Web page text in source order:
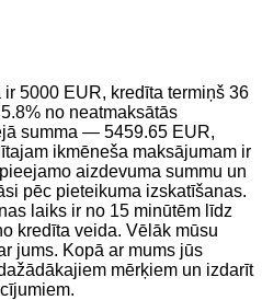
5000 EUR, kredīta termiņš 36
no neatmaksātās
summa — 5459.65 EUR,
ikmēneša maksājumam ir
aizdevuma summu un
pēc pieteikuma izskatīšanas.
laiks ir no 15 minūtēm līdz
kredīta veida. Vēlāk mūsu
jums. Kopā ar mums jūs
mērķiem un izdarīt